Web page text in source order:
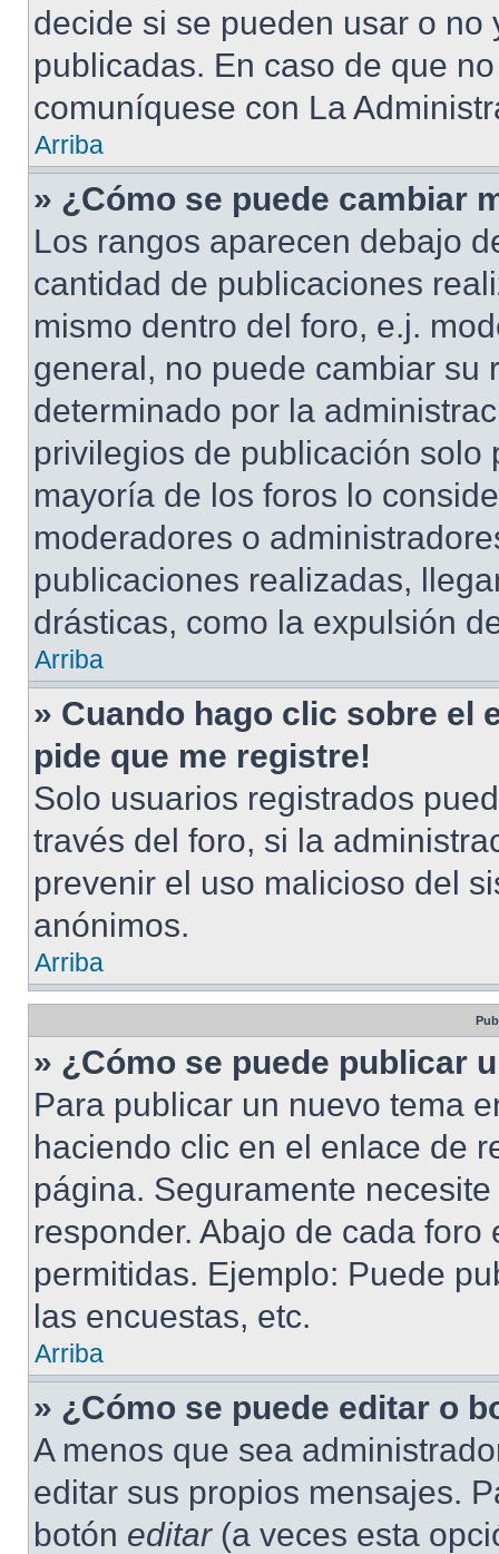
decide si se pueden usar o
publicadas. En caso de que
comuníquese con La
Arriba
» ¿Cómo se puede cambiar
Los rangos aparecen debajo
cantidad de publicaciones
mismo dentro del foro, e.j.
general, no puede cambiar su
determinado por la
privilegios de publicación solo
mayoría de los foros lo
moderadores o
publicaciones realizadas,
drásticas, como la expulsión
Arriba
» Cuando hago clic sobre el
pide que me registre!
Solo usuarios registrados
través del foro, si la
prevenir el uso malicioso del
anónimos.
Arriba
» ¿Cómo se puede publicar
Para publicar un nuevo tema
haciendo clic en el enlace de
página. Seguramente
responder. Abajo de cada
permitidas. Ejemplo: Puede
las encuestas, etc.
Arriba
» ¿Cómo se puede editar o
A menos que sea
editar sus propios mensajes.
botón editar(a veces esta